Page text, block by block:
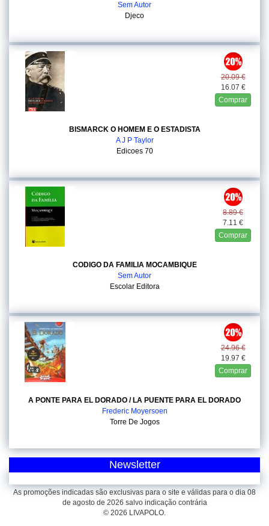
Sem Autor
Djeco
20.09 €
16.07 €
Comprar
BISMARCK O HOMEM E O ESTADISTA
A J P Taylor
Edicoes 70
8.89 €
7.11 €
Comprar
CODIGO DA FAMILIA MOCAMBIQUE
Sem Autor
Escolar Editora
24.96 €
19.97 €
Comprar
A PONTE PARA EL DORADO / LA PUENTE PARA EL DORADO
Frederic Moyersoen
Torre De Jogos
Newsletter
As promoções indicadas são exclusivas para o site e válidas para o dia 08
de agosto de 2026 salvo indicação contrária
© 2026 LIVAPOLO.